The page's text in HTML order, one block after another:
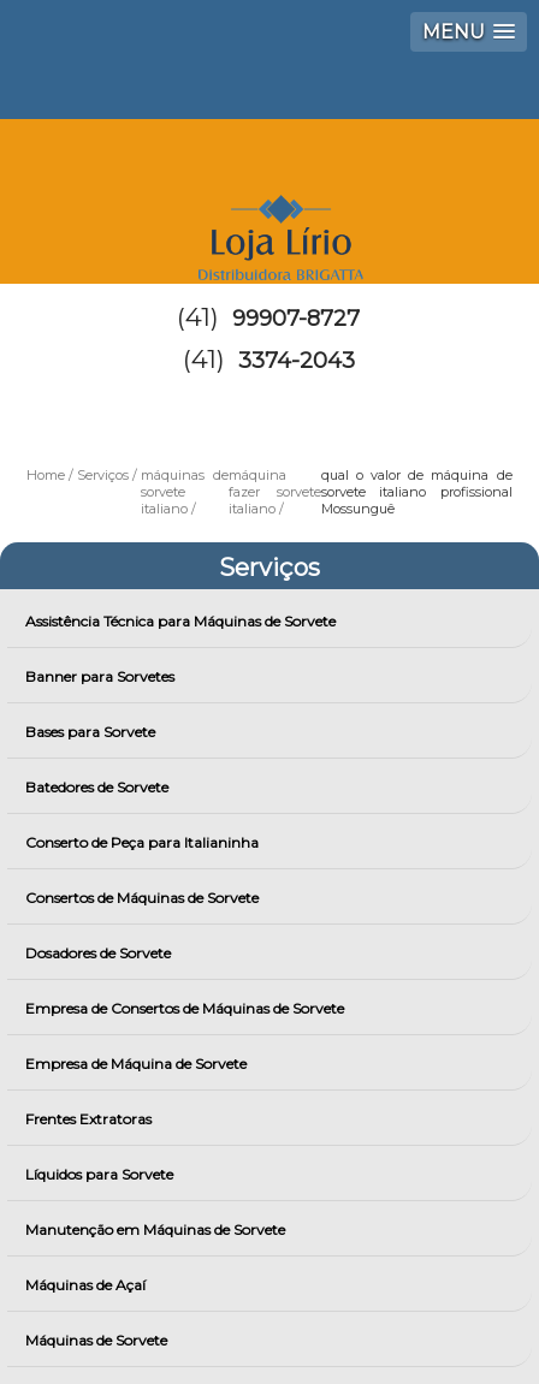
MENU
(41) 99907-8727
(41) 3374-2043
Home Serviços
máquinas de
sorvete
italiano
máquina
fazer sorvete
italiano
qual o valor de máquina de
sorvete italiano profissional
Mossunguê
Serviços
Assistência Técnica para Máquinas de Sorvete
Banner para Sorvetes
Bases para Sorvete
Batedores de Sorvete
Conserto de Peça para Italianinha
Consertos de Máquinas de Sorvete
Dosadores de Sorvete
Empresa de Consertos de Máquinas de Sorvete
Empresa de Máquina de Sorvete
Frentes Extratoras
Líquidos para Sorvete
Manutenção em Máquinas de Sorvete
Máquinas de Açaí
Máquinas de Sorvete